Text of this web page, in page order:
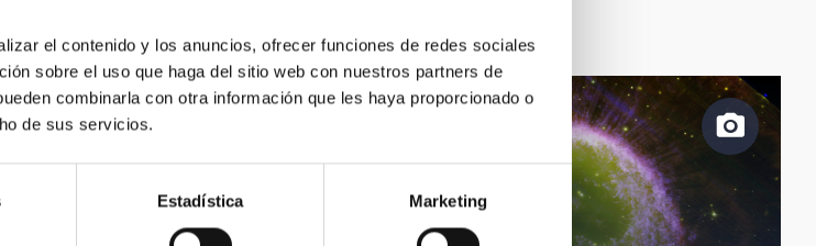
el contenido y los anuncios, ofrecer funciones de redes sociales
sobre el uso que haga del sitio web con nuestros partners de
combinarla con otra información que les haya proporcionado o
de sus servicios.
Estadística Marketing
de las pirámides